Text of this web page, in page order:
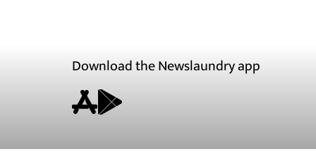
Download the Newslaundry app